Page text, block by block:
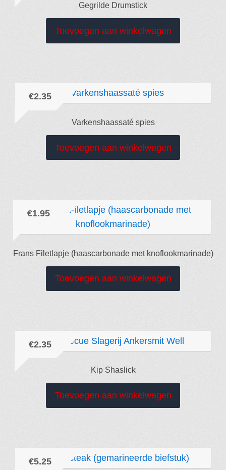
Gegrilde Drumstick
Toevoegen aan winkelwagen
Varkenshaassaté spies
€2.35
Toevoegen aan winkelwagen
Frans Filetlapje (haascarbonade met knoflookmarinade)
€1.95
Toevoegen aan winkelwagen
Kip Shaslick
€2.35
Toevoegen aan winkelwagen
€5.25